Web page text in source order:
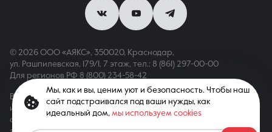
© 2026 ООО «АЯКС», 350020, Краснодар,
ул. Рашпилевская, 179/1, 7 этаж, тел.: 8 (861) 297-00-00
Для регионов РФ 8 (800) 234-58-42
Вся информация, опубликованная на сайте, носит только
информационный характер и не является публичной офертой,
определяемой положениями ст. 437 ГК РФ. Все права
Мы, как и вы, ценим уют и безопасность. Чтобы наш
сайт подстраивался под ваши нужды, как
идеальный дом, мы используем cookies